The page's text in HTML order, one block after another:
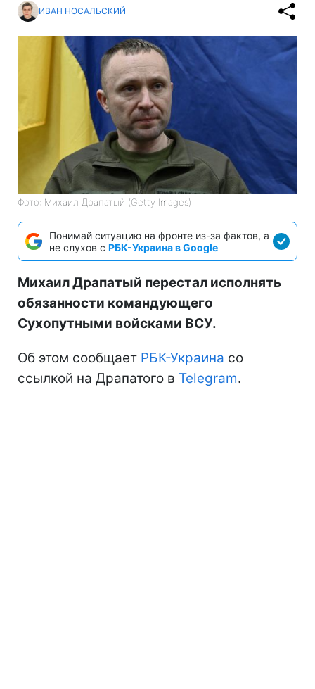
ИВАН НОСАЛЬСКИЙ
Фото: Михаил Драпатый (Getty Images)
Понимай ситуацию на фронте из-за фактов, а
не слухов с РБК-Украина в Google
Михаил Драпатый перестал исполнять
обязанности командующего
Сухопутными войсками ВСУ.
Об этом сообщает РБК-Украина со
ссылкой на Драпатого в Telegram.